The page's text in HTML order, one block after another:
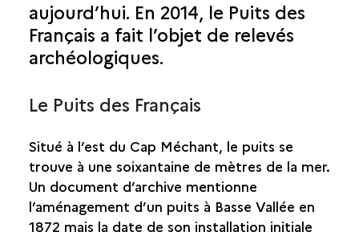
SAINT-DENIS
SAINT-JOSEPH
SAINT-PAUL
SAINT-PIERRE
aujourd’hui. En 2014, le Puits des
Français a fait l’objet de relevés
archéologiques.
Le Puits des Français
Situé à l’est du Cap Méchant, le puits se
trouve à une soixantaine de mètres de la mer.
Un document d’archive mentionne
l’aménagement d’un puits à Basse Vallée en
1872 mais la date de son installation initiale